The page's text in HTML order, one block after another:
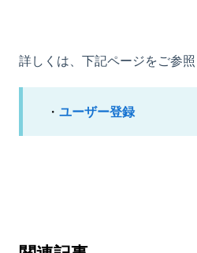
詳しくは、下記ページをご参照
・ ユーザー登録